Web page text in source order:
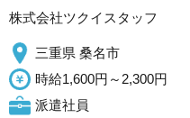
株式会社ツクイスタッフ
三重県 桑名市
時給1,600円～2,300円
派遣社員